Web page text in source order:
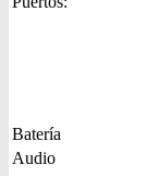
Batería
Audio